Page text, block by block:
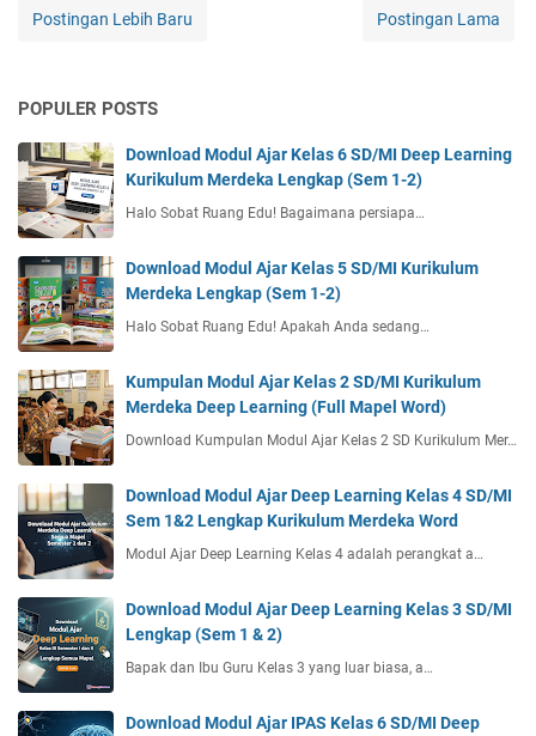
Postingan Lebih Baru Postingan Lama
POPULER POSTS
Download Modul Ajar Kelas 6 SD/MI Deep Learning
Kurikulum Merdeka Lengkap (Sem 1-2)
Halo Sobat Ruang Edu! Bagaimana persiapa…
Download Modul Ajar Kelas 5 SD/MI Kurikulum
Merdeka Lengkap (Sem 1-2)
Halo Sobat Ruang Edu! Apakah Anda sedang…
Kumpulan Modul Ajar Kelas 2 SD/MI Kurikulum
Merdeka Deep Learning (Full Mapel Word)
Download Kumpulan Modul Ajar Kelas 2 SD Kurikulum Mer…
Download Modul Ajar Deep Learning Kelas 4 SD/MI
Sem 1&2 Lengkap Kurikulum Merdeka Word
Modul Ajar Deep Learning Kelas 4 adalah perangkat a…
Download Modul Ajar Deep Learning Kelas 3 SD/MI
Lengkap (Sem 1 & 2)
Bapak dan Ibu Guru Kelas 3 yang luar biasa, a…
Download Modul Ajar IPAS Kelas 6 SD/MI Deep